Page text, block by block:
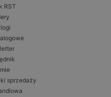
RST
sprzedaży